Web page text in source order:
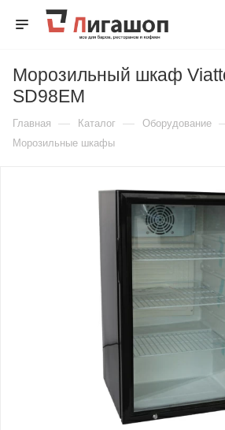
Морозильный шкаф
SD98EM
Главная — Каталог — Оборудование
Морозильные шкафы